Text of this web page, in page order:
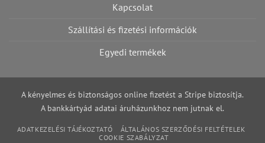
Kapcsolat
Szállítási és fizetési információk
Egyedi termékek
A kényelmes és biztonságos online fizetést a Stripe biztosítja.
A bankkártyád adatai áruházunkhoz nem jutnak el.
ADATKEZELÉSI TÁJÉKOZTATÓ
ÁLTALÁNOS SZERZŐDÉSI FELTÉTELEK
COOKIE SZABÁLYZAT